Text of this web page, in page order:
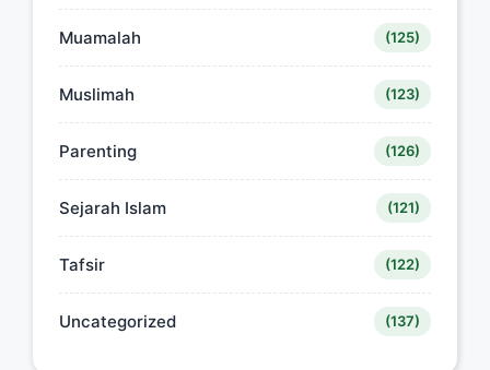
Muamalah (125)
Muslimah (123)
Parenting (126)
Sejarah Islam (121)
Tafsir (122)
Uncategorized (137)